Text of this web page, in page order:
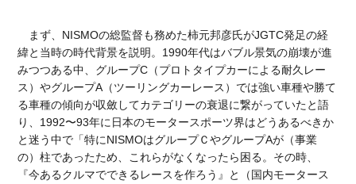
まず、NISMOの総監督も務めた柿元邦彦氏がJGTC発足の経
緯と当時の時代背景を説明。1990年代はバブル景気の崩壊が進
みつつある中、グループC（プロトタイプカーによる耐久レー
ス）やグループA（ツーリングカーレース）では強い車種や勝て
る車種の傾向が収斂してカテゴリーの衰退に繋がっていたと語
り、1992〜93年に日本のモータースポーツ界はどうあるべきか
と迷う中で「特にNISMOはグループＣやグループAが（事業
の）柱であったため、これらがなくなったら困る。その時、
『今あるクルマでできるレースを作ろう』と（国内モータース